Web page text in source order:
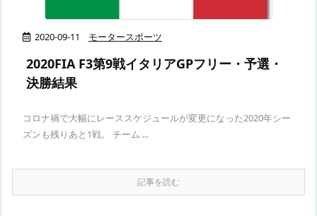
2020-09-11 モータースポーツ
2020FIA F3第9戦イタリアGPフリー・予選・
決勝結果
コロナ禍で大幅にレーススケジュールが変更になった2020年シー
ズンも残りあと1戦。 チーム ...
記事を読む